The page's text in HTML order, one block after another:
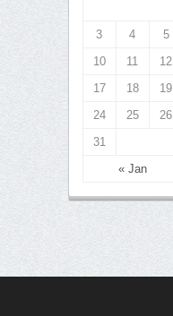
« Jan
3
4 5
10
11 12
17
18 19
24
25 26
31